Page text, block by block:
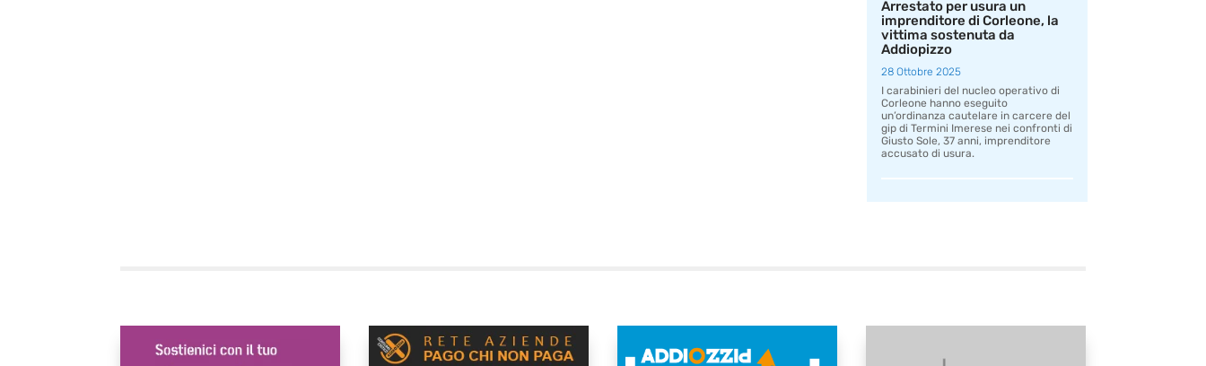
Arrestato per usura un
imprenditore di Corleone, la
vittima sostenuta da
Addiopizzo
28 Ottobre 2025
I carabinieri del nucleo operativo di
Corleone hanno eseguito
un’ordinanza cautelare in carcere del
gip di Termini Imerese nei confronti di
Giusto Sole, 37 anni, imprenditore
accusato di usura.